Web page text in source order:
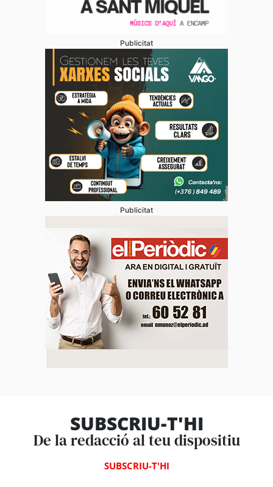
Publicitat
Publicitat
SUBSCRIU-T'HI
De la redacció al teu dispositiu
SUBSCRIU-T'HI